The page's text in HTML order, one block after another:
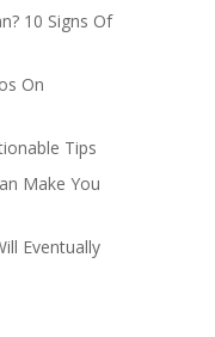
10 Signs Of
On
Tips
Make You
Eventually